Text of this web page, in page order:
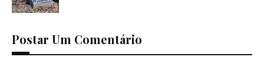
Postar Um Comentário